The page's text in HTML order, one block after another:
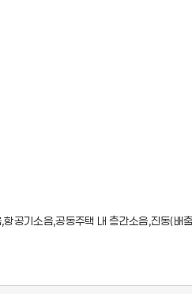
공기소음,공동주택 내 층간소음,진동(배